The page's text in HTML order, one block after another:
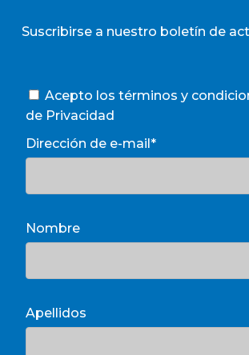
Suscribirse a nuestro boletín de
Acepto los términos y
de Privacidad
Dirección de e-mail*
Nombre
Apellidos